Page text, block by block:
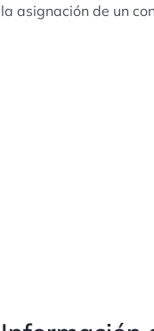
la asignación de un